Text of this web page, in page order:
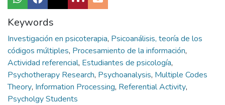
Keywords
Investigación en psicoterapia, Psicoanálisis, teoría de los
códigos múltiples, Procesamiento de la información,
Actividad referencial, Estudiantes de psicología,
Psychotherapy Research, Psychoanalysis, Multiple Codes
Theory, Information Processing, Referential Activity,
Psycholgy Students